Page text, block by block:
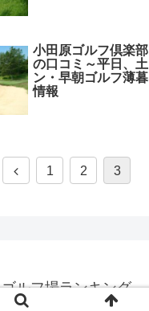
小田原ゴルフ倶楽
の口コミ～平日、
ン・早朝ゴルフ薄
情報
1 2 3
ゴルフ場ランキング